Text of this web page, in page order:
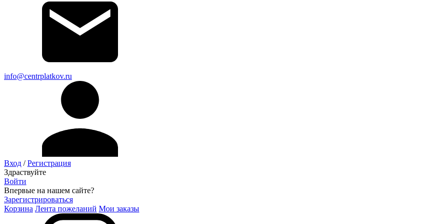
info@centrplatkov.ru
Вход /Регистрация
Здраствуйте
Войти
Впервые на нашем сайте?
Зарегистрироваться
Корзина Лента пожеланий Мои заказы